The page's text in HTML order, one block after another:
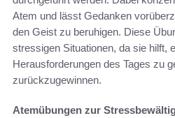
Atem und lässt Gedanken
den Geist zu beruhigen. Diese
stressigen Situationen, da sie hilft,
Herausforderungen des Tages zu
zurückzugewinnen.
Atemübungen zur